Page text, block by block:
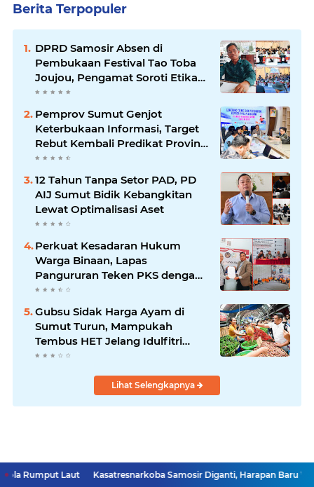
Berita Terpopuler
DPRD Samosir Absen di
Pembukaan Festival Tao Toba
Joujou, Pengamat Soroti Etika
Birokrasi Pemkab
Pemprov Sumut Genjot
Keterbukaan Informasi, Target
Rebut Kembali Predikat Provinsi
Informatif
12 Tahun Tanpa Setor PAD, PD
AIJ Sumut Bidik Kebangkitan
Lewat Optimalisasi Aset
Perkuat Kesadaran Hukum
Warga Binaan, Lapas
Pangururan Teken PKS dengan
LBH Robert Imbang Tamba
Gubsu Sidak Harga Ayam di
Sumut Turun, Mampukah
Tembus HET Jelang Idulfitri
2026?
Lihat Selengkapnya
Kasatresnarkoba Samosir Diganti, Harapan Baru Warga untuk